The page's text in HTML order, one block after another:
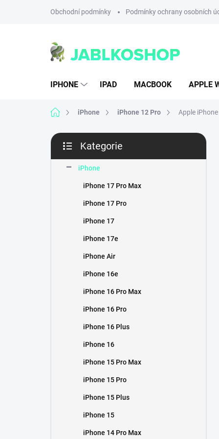
Obchodní podmínky Podmínky ochrany osobních
IPHONE IPAD MACBOOK APPLE
Domů iPhone iPhone 12 Pro Apple
P
s
kategorie
Kategorie
iPhone
iPhone 17 Pro Max
iPhone 17 Pro
iPhone 17
iPhone 17e
iPhone Air
iPhone 16e
iPhone 16 Pro Max
iPhone 16 Pro
iPhone 16 Plus
iPhone 16
iPhone 15 Pro Max
iPhone 15 Pro
iPhone 15 Plus
iPhone 15
iPhone 14 Pro Max